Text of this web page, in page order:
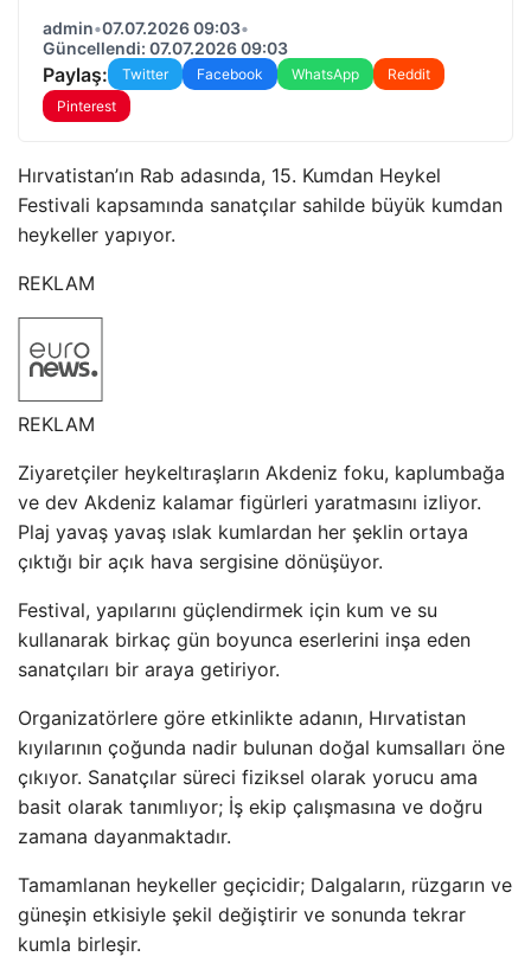
admin•07.07.2026 09:03•
Güncellendi: 07.07.2026 09:03
Paylaş: Twitter Facebook WhatsApp
Reddit
Pinterest
Hırvatistan’ın Rab adasında, 15. Kumdan Heykel
Festivali kapsamında sanatçılar sahilde büyük kumdan
heykeller yapıyor.
REKLAM
REKLAM
Ziyaretçiler heykeltıraşların Akdeniz foku, kaplumbağa
ve dev Akdeniz kalamar figürleri yaratmasını izliyor.
Plaj yavaş yavaş ıslak kumlardan her şeklin ortaya
çıktığı bir açık hava sergisine dönüşüyor.
Festival, yapılarını güçlendirmek için kum ve su
kullanarak birkaç gün boyunca eserlerini inşa eden
sanatçıları bir araya getiriyor.
Organizatörlere göre etkinlikte adanın, Hırvatistan
kıyılarının çoğunda nadir bulunan doğal kumsalları öne
çıkıyor. Sanatçılar süreci fiziksel olarak yorucu ama
basit olarak tanımlıyor; İş ekip çalışmasına ve doğru
zamana dayanmaktadır.
Tamamlanan heykeller geçicidir; Dalgaların, rüzgarın ve
güneşin etkisiyle şekil değiştirir ve sonunda tekrar
kumla birleşir.